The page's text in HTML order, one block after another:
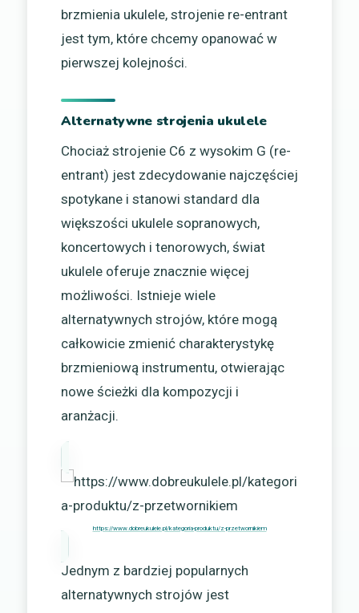
brzmienia ukulele, strojenie re-entrant
jest tym, które chcemy opanować w
pierwszej kolejności.
Alternatywne strojenia ukulele
Chociaż strojenie C6 z wysokim G (re-
entrant) jest zdecydowanie najczęściej
spotykane i stanowi standard dla
większości ukulele sopranowych,
koncertowych i tenorowych, świat
ukulele oferuje znacznie więcej
możliwości. Istnieje wiele
alternatywnych strojów, które mogą
całkowicie zmienić charakterystykę
brzmieniową instrumentu, otwierając
nowe ścieżki dla kompozycji i
aranżacji.
https://www.dobreukulele.pl/kategoria-produktu/z-przetwornikiem
Jednym z bardziej popularnych
alternatywnych strojów jest